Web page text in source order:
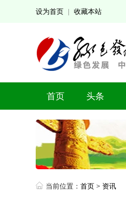
设为首页 收藏本站
首页 头条
当前位置： 首页 > 资讯